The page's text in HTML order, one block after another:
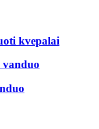
kvepalai
vanduo